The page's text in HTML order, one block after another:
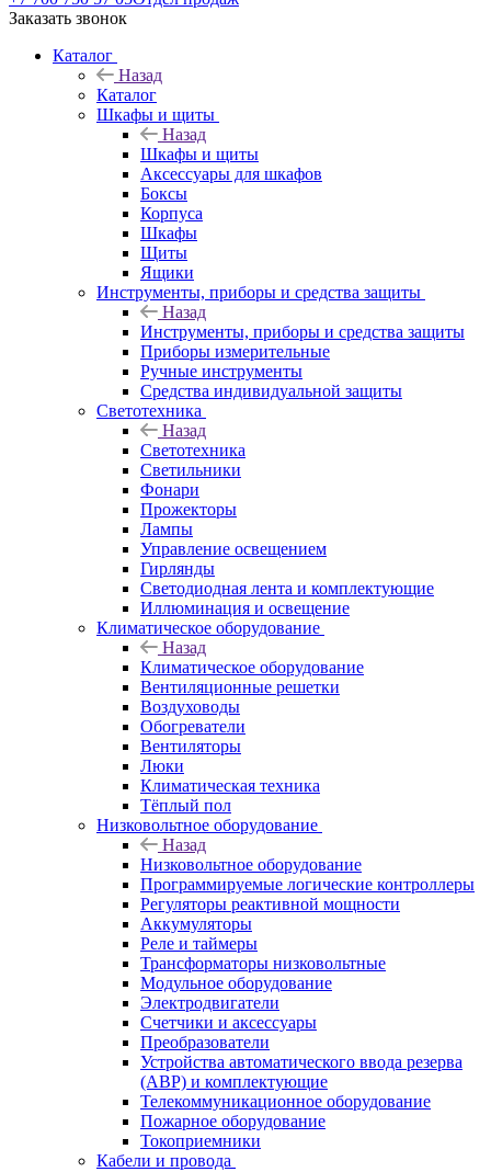
Заказать звонок
Каталог
Назад
Каталог
Шкафы и щиты
Назад
Шкафы и щиты
Аксессуары для шкафов
Боксы
Корпуса
Шкафы
Щиты
Ящики
Инструменты, приборы и средства защиты
Назад
Инструменты, приборы и средства защиты
Приборы измерительные
Ручные инструменты
Средства индивидуальной защиты
Светотехника
Назад
Светотехника
Светильники
Фонари
Прожекторы
Лампы
Управление освещением
Гирлянды
Светодиодная лента и комплектующие
Иллюминация и освещение
Климатическое оборудование
Назад
Климатическое оборудование
Вентиляционные решетки
Воздуховоды
Обогреватели
Вентиляторы
Люки
Климатическая техника
Тёплый пол
Низковольтное оборудование
Назад
Низковольтное оборудование
Программируемые логические контроллеры
Регуляторы реактивной мощности
Аккумуляторы
Реле и таймеры
Трансформаторы низковольтные
Модульное оборудование
Электродвигатели
Счетчики и аксессуары
Преобразователи
Устройства автоматического ввода резерва
(АВР) и комплектующие
Телекоммуникационное оборудование
Пожарное оборудование
Токоприемники
Кабели и провода